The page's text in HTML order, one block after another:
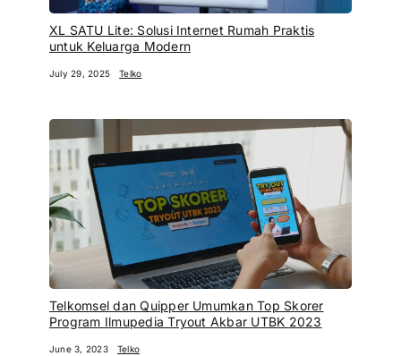
XL SATU Lite: Solusi Internet Rumah Praktis
untuk Keluarga Modern
July 29, 2025 Telko
Telkomsel dan Quipper Umumkan Top Skorer
Program Ilmupedia Tryout Akbar UTBK 2023
June 3, 2023 Telko